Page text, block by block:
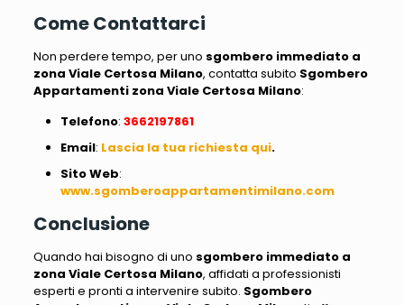
Come Contattarci
Non perdere tempo, per uno sgombero immediato a
zona Viale Certosa Milano, contatta subito Sgombero
Appartamenti zona Viale Certosa Milano:
Telefono: 3662197861
Email: Lascia la tua richiesta qui.
SitoWeb:
www.sgomberoappartamentimilano.com
Conclusione
Quando hai bisogno di uno sgombero immediato a
zona Viale Certosa Milano, affidati a professionisti
esperti e pronti a intervenire subito. Sgombero